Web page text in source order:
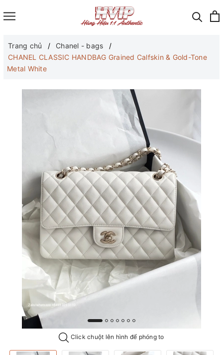
Trang chủ
Chanel - bags
CHANEL CLASSIC HANDBAG Grained Calfskin & Gold-Tone
Metal White
Click chuột lên hình để phóng to